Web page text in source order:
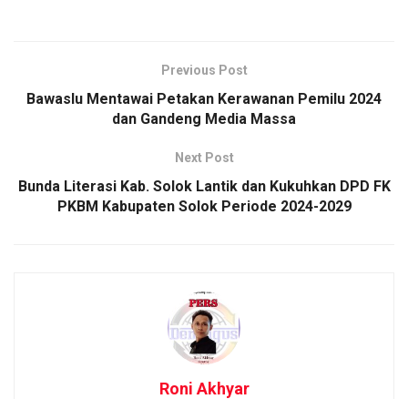
Previous Post
Bawaslu Mentawai Petakan Kerawanan Pemilu 2024
dan Gandeng Media Massa
Next Post
Bunda Literasi Kab. Solok Lantik dan Kukuhkan DPD FK
PKBM Kabupaten Solok Periode 2024-2029
Roni Akhyar